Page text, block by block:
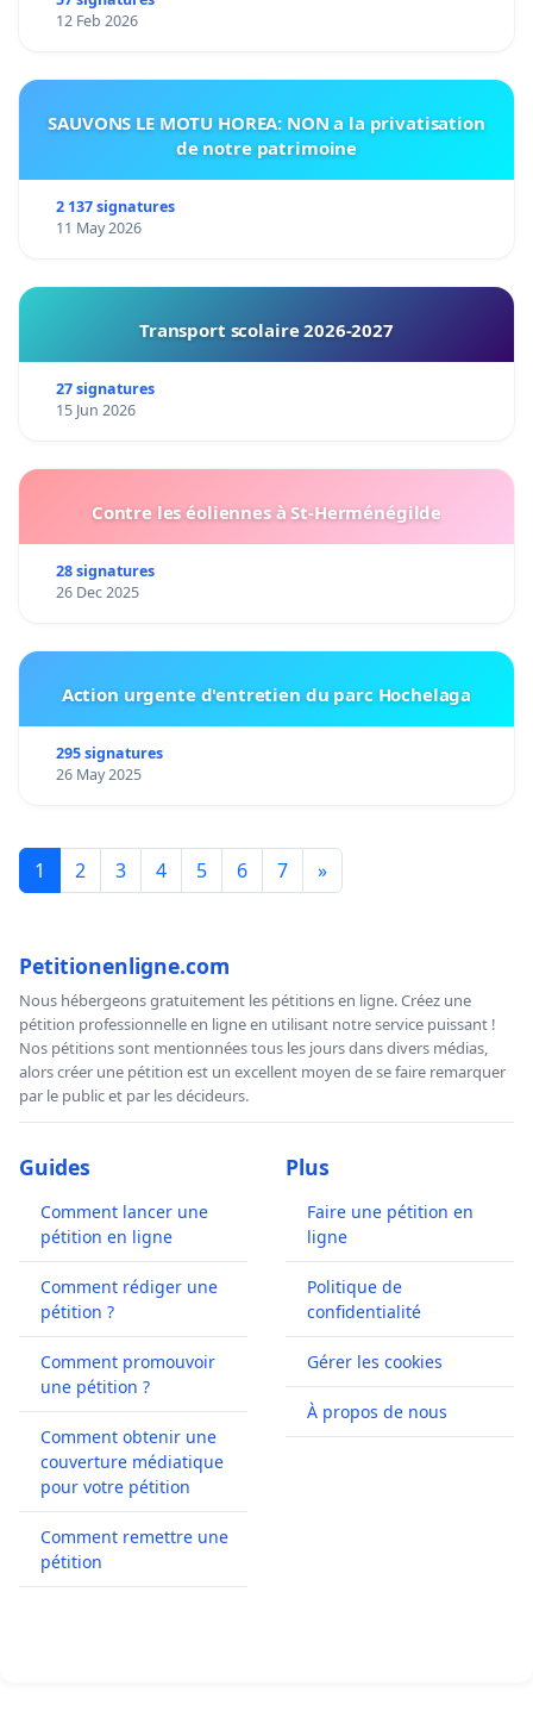
12 Feb 2026
SAUVONS LE MOTU HOREA: NON a la privatisation
de notre patrimoine
2 137 signatures
11 May 2026
Transport scolaire 2026-2027
27 signatures
15 Jun 2026
Contre les éoliennes à St-Herménégilde
28 signatures
26 Dec 2025
Action urgente d'entretien du parc Hochelaga
295 signatures
26 May 2025
1 2 3 4 5 6 7 »
Petitionenligne.com
Nous hébergeons gratuitement les pétitions en ligne. Créez une
pétition professionnelle en ligne en utilisant notre service puissant !
Nos pétitions sont mentionnées tous les jours dans divers médias,
alors créer une pétition est un excellent moyen de se faire remarquer
par le public et par les décideurs.
Guides
Comment lancer une
pétition en ligne
Comment rédiger une
pétition ?
Comment promouvoir
une pétition ?
Comment obtenir une
couverture médiatique
pour votre pétition
Comment remettre une
pétition
Plus
Faire une pétition en
ligne
Politique de
confidentialité
Gérer les cookies
À propos de nous